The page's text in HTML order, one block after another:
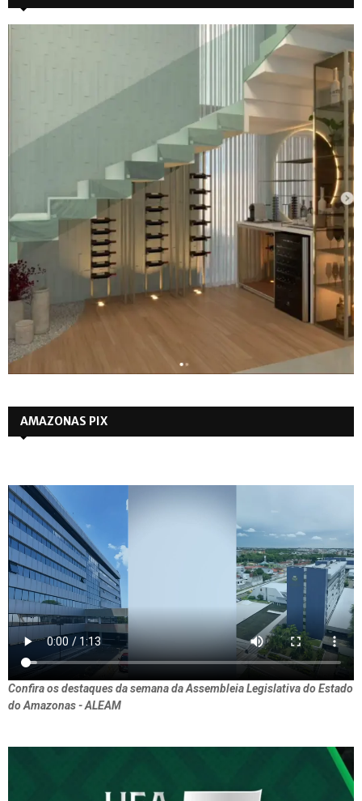
AMAZONAS PIX
Confira os destaques da semana da Assembleia Legislativa do Estado
do Amazonas - ALEAM